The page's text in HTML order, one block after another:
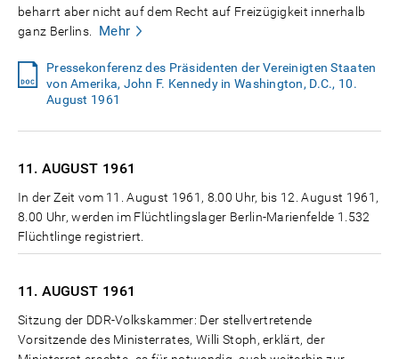
beharrt aber nicht auf dem Recht auf Freizügigkeit innerhalb
ganz Berlins.
Mehr
Pressekonferenz des Präsidenten der Vereinigten Staaten
von Amerika, John F. Kennedy in Washington, D.C., 10.
August 1961
11. AUGUST 1961
In der Zeit vom 11. August 1961, 8.00 Uhr, bis 12. August 1961,
8.00 Uhr, werden im Flüchtlingslager Berlin-Marienfelde 1.532
Flüchtlinge registriert.
11. AUGUST 1961
Sitzung der DDR-Volkskammer: Der stellvertretende
Vorsitzende des Ministerrates, Willi Stoph, erklärt, der